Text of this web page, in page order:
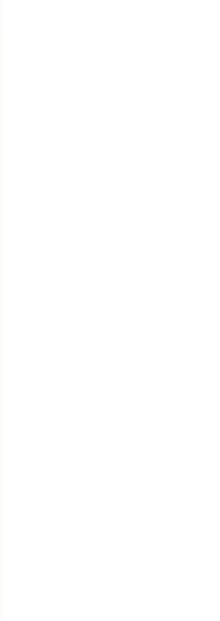
/ Pomoc pro Ukrajinu